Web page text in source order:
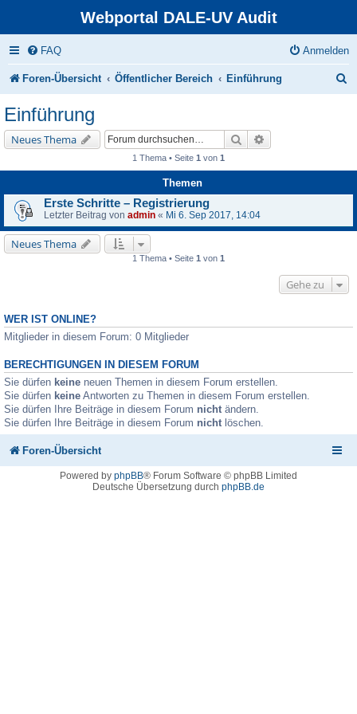
Webportal DALE-UV Audit
FAQ Anmelden
Foren-Übersicht Öffentlicher Bereich Einführung
e
Einführung
Neues Thema Suche
1 Thema • Seite 1 von 1
Themen
Erste Schritte – Registrierung
Letzter Beitrag von admin « Mi 6. Sep 2017, 14:04
Neues Thema
1 Thema • Seite 1 von 1
Gehe zu
WER IST ONLINE?
Mitglieder in diesem Forum: 0 Mitglieder
BERECHTIGUNGEN IN DIESEM FORUM
Sie dürfen keine neuen Themen in diesem Forum erstellen.
Sie dürfen keine Antworten zu Themen in diesem Forum erstellen.
Sie dürfen Ihre Beiträge in diesem Forum nicht ändern.
Sie dürfen Ihre Beiträge in diesem Forum nicht löschen.
Foren-Übersicht
Powered by phpBB® Forum Software © phpBB Limited
Deutsche Übersetzung durch phpBB.de